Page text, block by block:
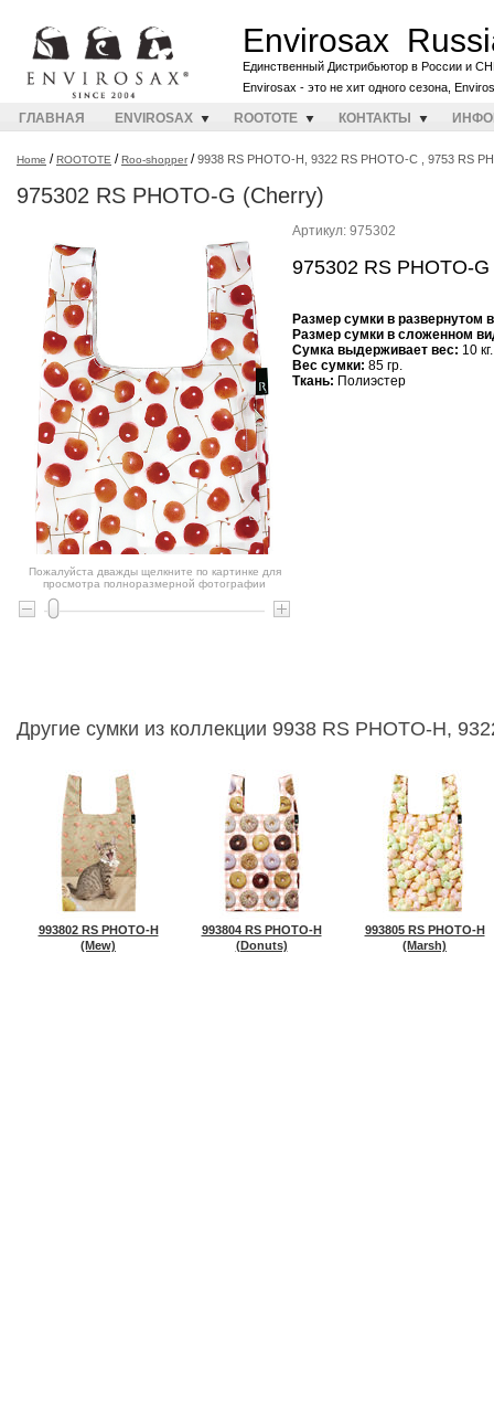
Envirosax
Единственный Дистрибьютор в России и
Envirosax - это не хит одного сезона,
ГЛАВНАЯ ENVIROSAX ROOTOTE КОНТАКТЫ
Home /ROOTOTE /Roo-shopper/9938 RS PHOTO-H, 9322 RS PHOTO-C , 9753 RS
975302 RS PHOTO-G (Cherry)
Пожалуйста дважды щелкните по картинке для
просмотра полноразмерной фотографии
Артикул: 975302
975302 RS PHOTO-
Размер сумки в развернутом
Размер сумки в сложенном
Cумка выдерживает вес: 10 кг.
Вес сумки: 85 гр.
Ткань: Полиэстер
Другие сумки из коллекции 9938 RS PHOTO-H,
993802 RS PHOTO-H
(Mew)
993804 RS PHOTO-H
(Donuts)
993805 RS PHOTO-H
(Marsh)